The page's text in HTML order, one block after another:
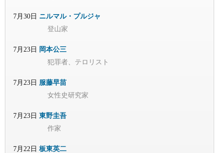
7月30日 ニルマル・プルジャ
登山家
7月23日 岡本公三
犯罪者、テロリスト
7月23日 服藤早苗
女性史研究家
7月23日 東野圭吾
作家
7月22日 板東英二